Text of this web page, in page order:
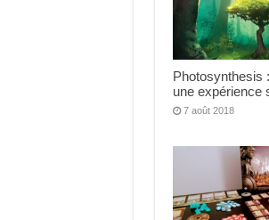
Photosynthesis
une expérience
7 août 2018